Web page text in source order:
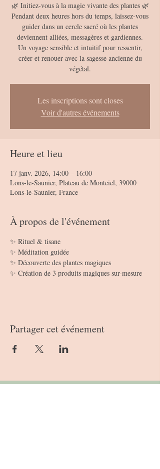
🌿 Initiez-vous à la magie vivante des plantes 🌿
Pendant deux heures hors du temps, laissez-vous
guider dans un cercle sacré où les plantes
deviennent alliées, messagères et gardiennes.
Un voyage sensible et intuitif pour ressentir,
créer et renouer avec la sagesse ancienne du
végétal.
Les inscriptions sont closes
Voir d'autres événements
Heure et lieu
17 janv. 2026, 14:00 – 16:00
Lons-le-Saunier, Plateau de Montciel, 39000
Lons-le-Saunier, France
À propos de l'événement
✨ Rituel & tisane
✨ Méditation guidée
✨ Découverte des plantes magiques
✨ Création de 3 produits magiques sur-mesure
Partager cet événement